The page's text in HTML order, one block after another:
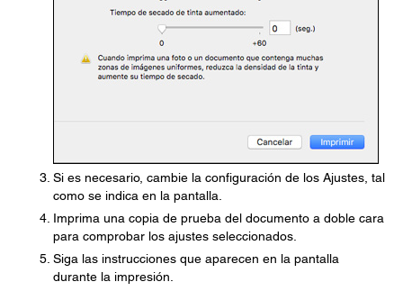
Si es necesario, cambie la configuración de los Ajustes, tal
como se indica en la pantalla.
Imprima una copia de prueba del documento a doble cara
para comprobar los ajustes seleccionados.
Siga las instrucciones que aparecen en la pantalla
durante la impresión.